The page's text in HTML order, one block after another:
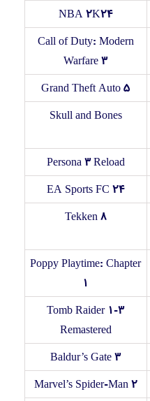
NBA 2K24
Call of Duty: Modern
Warfare 3
Grand Theft Auto 5
Skull and Bones
Persona 3 Reload
EA Sports FC 24
Tekken 8
Poppy Playtime: Chapter
1
Tomb Raider 1-3
Remastered
Baldur’s Gate 3
Marvel’s Spider-Man 2